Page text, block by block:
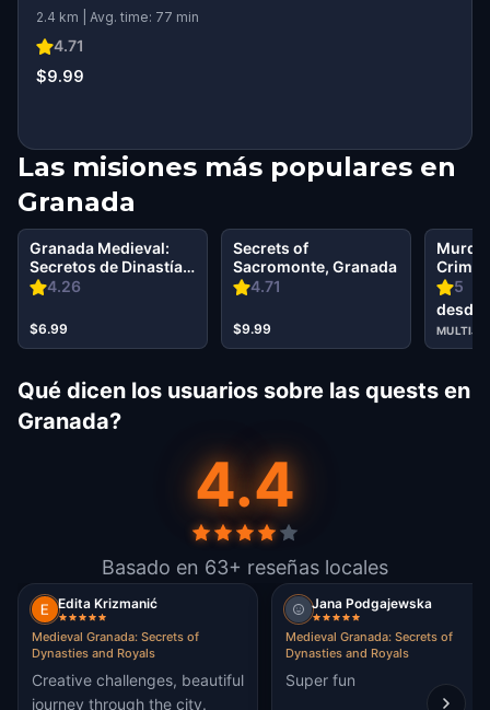
2.4 km | Avg. time: 77 min
4.71
$9.99
Las misiones más populares en
Granada
4.26
Granada Medieval:
Secretos de Dinastías
y Realezas
$6.99
4.71
Secrets of
Sacromonte, Granada
$9.99
5
Crime
desde
Qué dicen los usuarios sobre las quests en
Granada?
4.4
Basado en 63+ reseñas locales
Edita Krizmanić
Medieval Granada: Secrets of
Dynasties and Royals
Creative challenges, beautiful
journey through the city.
Jana Podgajewska
Medieval Granada: Secrets of
Dynasties and Royals
Super fun